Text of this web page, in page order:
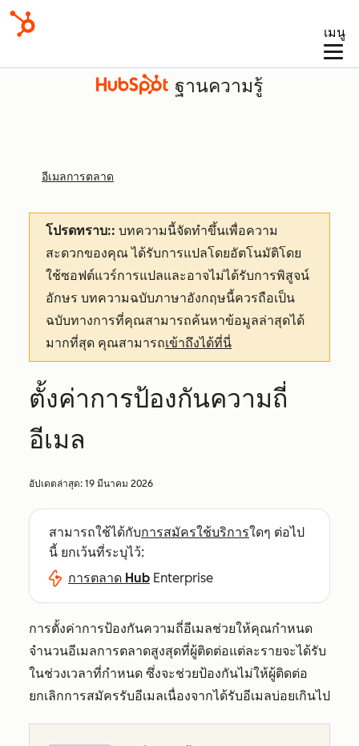
เมนู
ฐานความรู้
อีเมลการตลาด
โปรดทราบ:: บทความนี้จัดทำขึ้นเพื่อความ
สะดวกของคุณได้รับการแปลโดยอัตโนมัติโดย
ใช้ซอฟต์แวร์การแปลและอาจไม่ได้รับการพิสูจน์
อักษร บทความฉบับภาษาอังกฤษนี้ควรถือเป็น
ฉบับทางการที่คุณสามารถค้นหาข้อมูลล่าสุดได้
มากที่สุด คุณสามารถเข้าถึงได้ที่นี่
ตั้งค่าการป้องกันความถี่
อีเมล
อัปเดตล่าสุด: 19 มีนาคม 2026
สามารถใช้ได้กับการสมัครใช้บริการใดๆ ต่อไป
นี้ ยกเว้นที่ระบุไว้:
การตลาด Hub Enterprise
การตั้งค่าการป้องกันความถี่อีเมลช่วยให้คุณกำหนด
จำนวนอีเมลการตลาดสูงสุดที่ผู้ติดต่อแต่ละรายจะได้รับ
ในช่วงเวลาที่กำหนด ซึ่งจะช่วยป้องกันไม่ให้ผู้ติดต่อ
ยกเลิกการสมัครรับอีเมลเนื่องจากได้รับอีเมลบ่อยเกินไป